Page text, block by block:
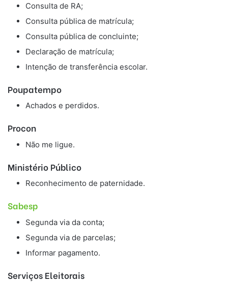
Consulta de RA;
Consulta pública de matrícula;
Consulta pública de concluinte;
Declaração de matrícula;
Intenção de transferência escolar.
Poupatempo
Achados e perdidos.
Procon
Não me ligue.
Ministério Público
Reconhecimento de paternidade.
Sabesp
Segunda via da conta;
Segunda via de parcelas;
Informar pagamento.
Serviços Eleitorais